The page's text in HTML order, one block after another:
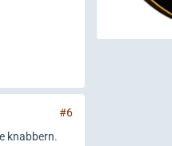
#6
knabbern.